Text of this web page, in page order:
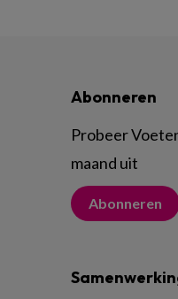
Abonneren
Probeer
maand uit
Abonneren